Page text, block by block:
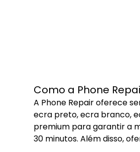
Como a Phone
A Phone Repair oferece
ecra preto, ecra branco,
premium para garantir a
30 minutos. Além disso,